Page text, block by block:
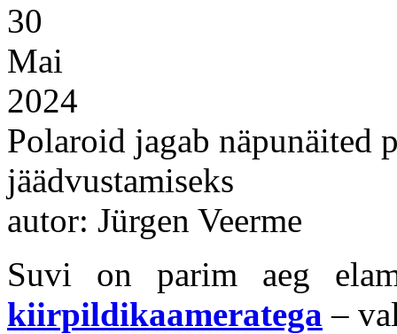
30
Mai
2024
Polaroid jagab näpunäited
jäädvustamiseks
autor: Jürgen Veerme
Suvi on parim aeg
kiirpildikaameratega –